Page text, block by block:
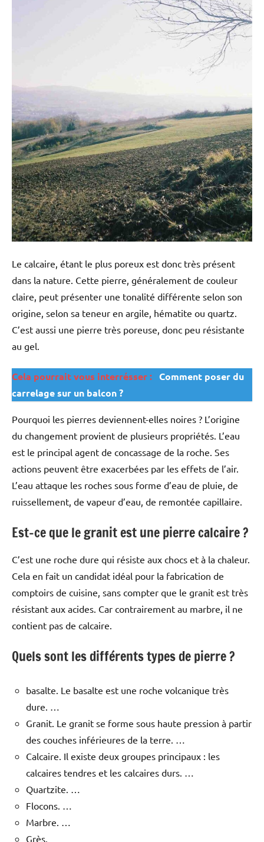
Le calcaire, étant le plus poreux est donc très présent
dans la nature. Cette pierre, généralement de couleur
claire, peut présenter une tonalité différente selon son
origine, selon sa teneur en argile, hématite ou quartz.
C’est aussi une pierre très poreuse, donc peu résistante
au gel.
Cela pourrait vous interrésser : Comment poser du
carrelage sur un balcon ?
Pourquoi les pierres deviennent-elles noires ? L’origine
du changement provient de plusieurs propriétés. L’eau
est le principal agent de concassage de la roche. Ses
actions peuvent être exacerbées par les effets de l’air.
L’eau attaque les roches sous forme d’eau de pluie, de
ruissellement, de vapeur d’eau, de remontée capillaire.
Est-ce que le granit est une pierre calcaire ?
C’est une roche dure qui résiste aux chocs et à la chaleur.
Cela en fait un candidat idéal pour la fabrication de
comptoirs de cuisine, sans compter que le granit est très
résistant aux acides. Car contrairement au marbre, il ne
contient pas de calcaire.
Quels sont les différents types de pierre ?
basalte. Le basalte est une roche volcanique très
dure. …
Granit. Le granit se forme sous haute pression à partir
des couches inférieures de la terre. …
Calcaire. Il existe deux groupes principaux : les
calcaires tendres et les calcaires durs. …
Quartzite. …
Flocons. …
Marbre. …
Grès.